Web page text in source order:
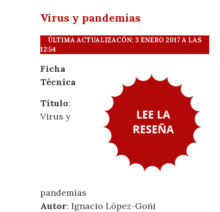
Virus y pandemias
ÚLTIMA ACTUALIZACÓN: 3 ENERO 2017 A LAS
12:54
Ficha
Técnica
Título:
Virus y
pandemias
Autor: Ignacio López-Goñi